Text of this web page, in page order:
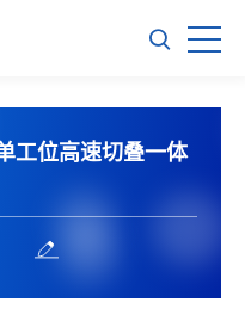
工位高速切叠一体